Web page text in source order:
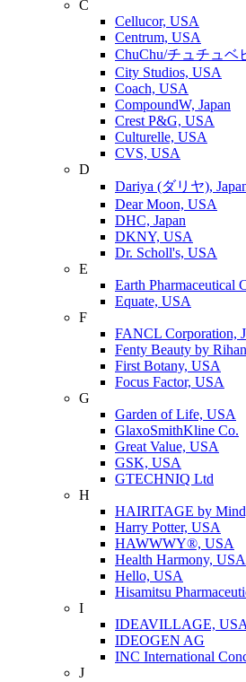
C
Cellucor, USA
Centrum, USA
ChuChu/チュチュベ
City Studios, USA
Coach, USA
CompoundW, Japan
Crest P&G, USA
Culturelle, USA
CVS, USA
D
Dariya (ダリヤ),
Dear Moon, USA
DHC, Japan
DKNY, USA
Dr. Scholl's, USA
E
Earth Pharmaceutical
Equate, USA
F
FANCL Corporation,
Fenty Beauty by
First Botany, USA
Focus Factor, USA
G
Garden of Life, USA
GlaxoSmithKline Co.
Great Value, USA
GSK, USA
GTECHNIQ Ltd
H
HAIRITAGE by
Harry Potter, USA
HAWWWY®, USA
Health Harmony, USA
Hello, USA
Hisamitsu
I
IDEAVILLAGE, USA
IDEOGEN AG
INC International
J